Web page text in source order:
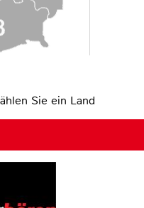
Sie ein Land